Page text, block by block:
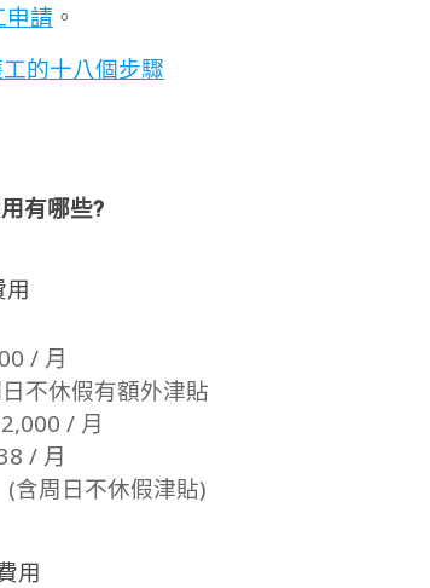
申請 。
的十八個步驟
有哪些?
/ 月
不休假有額外津貼
/ 月
/ 月
含周日不休假津貼)
用